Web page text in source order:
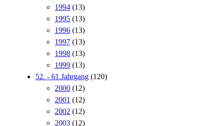
1994 (13)
1995 (13)
1996 (13)
1997 (13)
1998 (13)
1999 (13)
52. - 61.Jahrgang (120)
2000 (12)
2001 (12)
2002 (12)
2003 (12)